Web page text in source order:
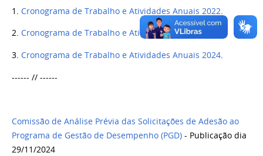
1. Cronograma de Trabalho e Atividades Anuais 2022.
2. Cronograma de Trabalho e Atividades Anuais 2023
3. Cronograma de Trabalho e Atividades Anuais 2024.
------ // ------
Comissão de Análise Prévia das Solicitações de Adesão ao
Programa de Gestão de Desempenho (PGD) - Publicação dia
29/11/2024